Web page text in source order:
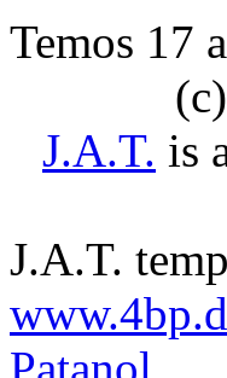
Temos 17
J.A.T. is
J.A.T.